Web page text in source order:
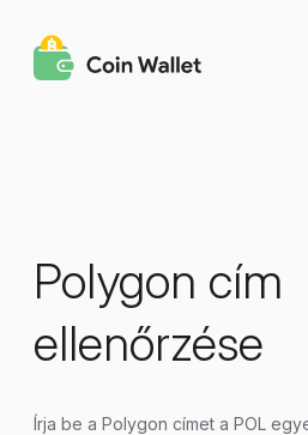
Polygon cím
ellenőrzése
Írja be a Polygon címet a POL